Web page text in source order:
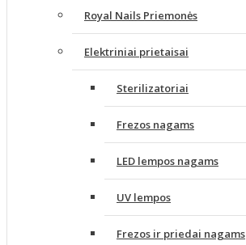
Royal Nails Priemonės
Elektriniai prietaisai
Sterilizatoriai
Frezos nagams
LED lempos nagams
UV lempos
Frezos ir priedai nagams